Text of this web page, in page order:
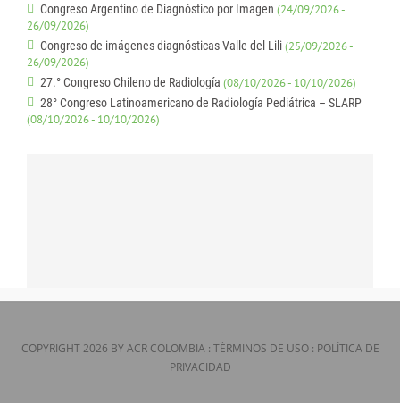
Congreso Argentino de Diagnóstico por Imagen (24/09/2026 -
26/09/2026)
Congreso de imágenes diagnósticas Valle del Lili(25/09/2026 -
26/09/2026)
27.° Congreso Chileno de Radiología (08/10/2026 - 10/10/2026)
28° Congreso Latinoamericano de Radiología Pediátrica – SLARP
(08/10/2026 - 10/10/2026)
COPYRIGHT 2026 BY ACR COLOMBIA: TÉRMINOS DE USO: POLÍTICA DE
PRIVACIDAD